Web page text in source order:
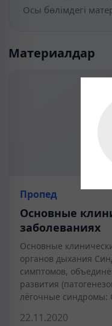
Осы бөлімдегі
Материалдар
Пропед
Основные
заболеваниях
Основные
органов дыхания
симптомов,
развития
лёгочные синдромы:
22.11.2020